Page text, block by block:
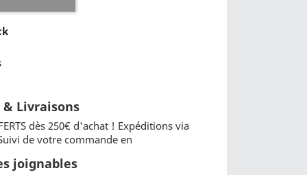
Livraisons
dès 250€ d'achat ! Expéditions via
de votre commande en
joignables